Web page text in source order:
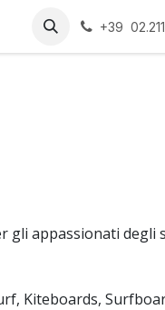
Jobs +39
gli appassionati degli
Kiteboards,